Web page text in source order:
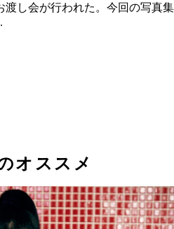
渡し会が行われた。今回の写真集
オススメ